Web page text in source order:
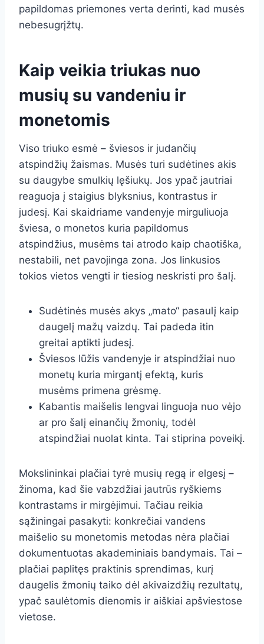
papildomas priemones verta derinti, kad musės
nebesugrįžtų.
Kaip veikia triukas nuo
musių su vandeniu ir
monetomis
Viso triuko esmė – šviesos ir judančių
atspindžių žaismas. Musės turi sudėtines akis
su daugybe smulkių lęšiukų. Jos ypač jautriai
reaguoja į staigius blyksnius, kontrastus ir
judesį. Kai skaidriame vandenyje mirguliuoja
šviesa, o monetos kuria papildomus
atspindžius, musėms tai atrodo kaip chaotiška,
nestabili, net pavojinga zona. Jos linkusios
tokios vietos vengti ir tiesiog neskristi pro šalį.
Sudėtinės musės akys „mato“ pasaulį kaip
daugelį mažų vaizdų. Tai padeda itin
greitai aptikti judesį.
Šviesos lūžis vandenyje ir atspindžiai nuo
monetų kuria mirgantį efektą, kuris
musėms primena grėsmę.
Kabantis maišelis lengvai linguoja nuo vėjo
ar pro šalį einančių žmonių, todėl
atspindžiai nuolat kinta. Tai stiprina poveikį.
Mokslininkai plačiai tyrė musių regą ir elgesį –
žinoma, kad šie vabzdžiai jautrūs ryškiems
kontrastams ir mirgėjimui. Tačiau reikia
sąžiningai pasakyti: konkrečiai vandens
maišelio su monetomis metodas nėra plačiai
dokumentuotas akademiniais bandymais. Tai –
plačiai paplitęs praktinis sprendimas, kurį
daugelis žmonių taiko dėl akivaizdžių rezultatų,
ypač saulėtomis dienomis ir aiškiai apšviestose
vietose.